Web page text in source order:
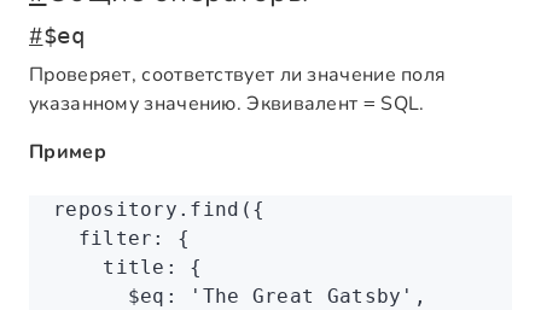
#$eq
Проверяет, соответствует ли значение поля
указанному значению. Эквивалент = SQL.
Пример
repository .find ({
  filter
:
{
    title
:
{
      $eq
: 'The Great Gatsby' ,